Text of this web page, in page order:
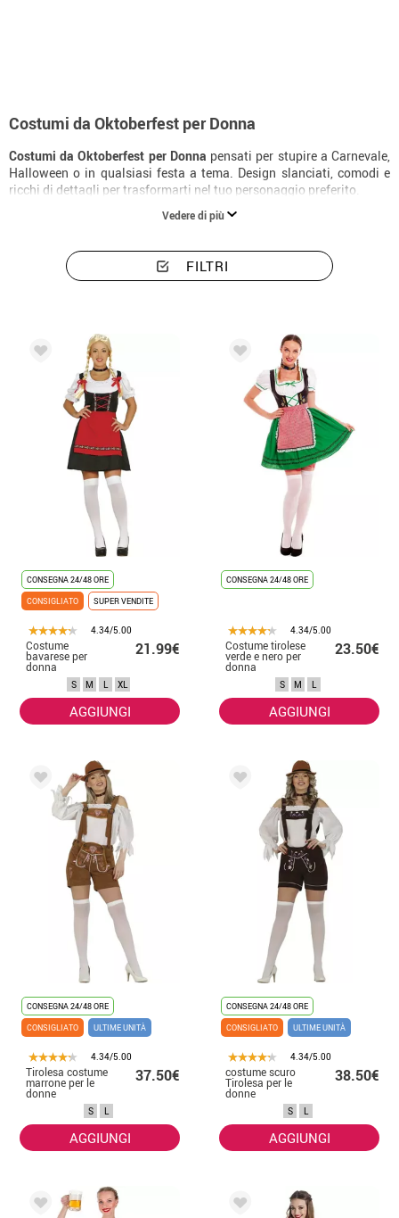
Costumi da Oktoberfest per Donna
Costumi da Oktoberfest per Donna pensati per stupire a Carnevale,
Halloween o in qualsiasi festa a tema. Design slanciati, comodi e
ricchi di dettagli per trasformarti nel tuo personaggio preferito.
Vedere di più
FILTRI
CONSEGNA 24/48 ORE
CONSIGLIATO
SUPER VENDITE
4.34/5.00
Costume
bavarese per
donna
21.99€
S M L XL
AGGIUNGI
CONSEGNA 24/48 ORE
4.34/5.00
Costume tirolese
verde e nero per
donna
23.50€
S M L
AGGIUNGI
CONSEGNA 24/48 ORE
CONSIGLIATO
ULTIME UNITÀ
4.34/5.00
Tirolesa costume
marrone per le
donne
37.50€
S L
AGGIUNGI
CONSEGNA 24/48 ORE
CONSIGLIATO
ULTIME UNITÀ
4.34/5.00
costume scuro
Tirolesa per le
donne
38.50€
S L
AGGIUNGI